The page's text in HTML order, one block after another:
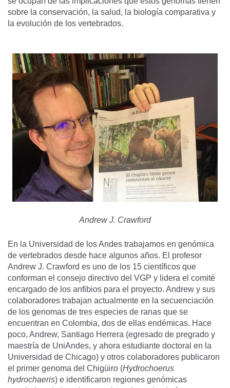
sobre la conservación, la salud, la biología comparativa y
la evolución de los vertebrados.
Andrew J. Crawford
En la Universidad de los Andes trabajamos en genómica
de vertebrados desde hace algunos años. El profesor
Andrew J. Crawford es uno de los 15 científicos que
conforman el consejo directivo del VGP y lidera el comité
encargado de los anfibios para el proyecto. Andrew y sus
colaboradores trabajan actualmente en la secuenciación
de los genomas de tres especies de ranas que se
encuentran en Colombia, dos de ellas endémicas. Hace
poco, Andrew, Santiago Herrera (egresado de pregrado y
maestría de UniAndes, y ahora estudiante doctoral en la
Universidad de Chicago) y otros colaboradores publicaron
el primer genoma del Chigüiro (Hydrochoerus
hydrochaeris) e identificaron regiones genómicas